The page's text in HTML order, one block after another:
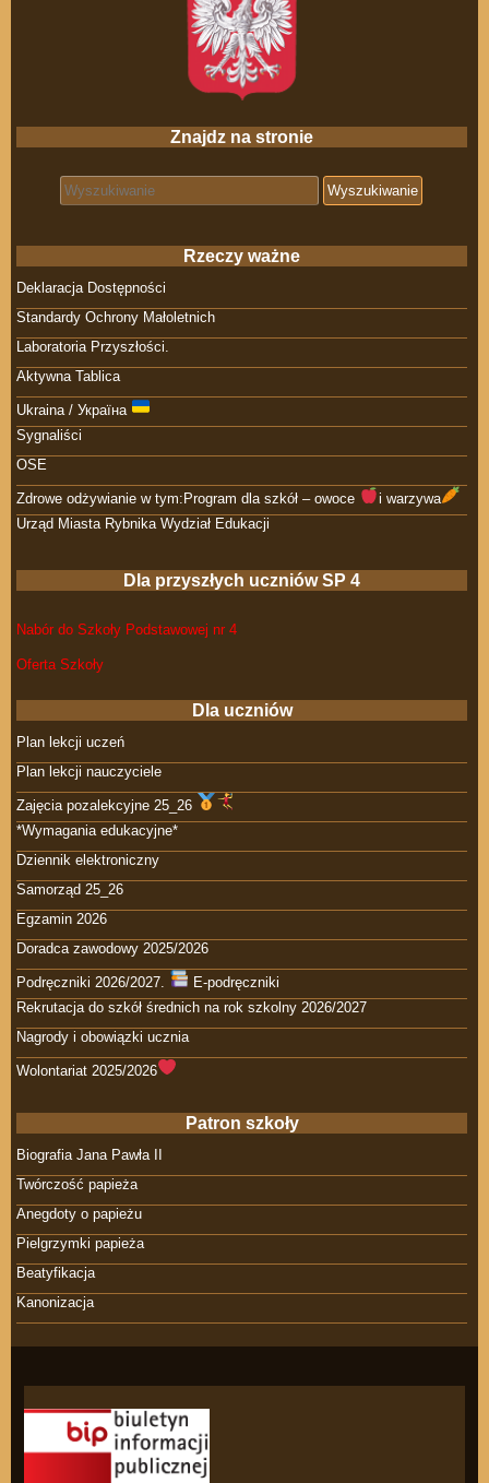
Znajdz na stronie
Search for:
Rzeczy ważne
Deklaracja Dostępności
Standardy Ochrony Małoletnich
Laboratoria Przyszłości.
Aktywna Tablica
Ukraina / Україна
Sygnaliści
OSE
Zdrowe odżywianie w tym:Program dla szkół – owoce
i warzywa
Urząd Miasta Rybnika Wydział Edukacji
Dla przyszłych uczniów SP 4
Nabór do Szkoły Podstawowej nr 4
Oferta Szkoły
Dla uczniów
Plan lekcji uczeń
Plan lekcji nauczyciele
Zajęcia pozalekcyjne 25_26
*Wymagania edukacyjne*
Dziennik elektroniczny
Samorząd 25_26
Egzamin 2026
Doradca zawodowy 2025/2026
Podręczniki 2026/2027.
E-podręczniki
Rekrutacja do szkół średnich na rok szkolny 2026/2027
Nagrody i obowiązki ucznia
Wolontariat 2025/2026
Patron szkoły
Biografia Jana Pawła II
Twórczość papieża
Anegdoty o papieżu
Pielgrzymki papieża
Beatyfikacja
Kanonizacja